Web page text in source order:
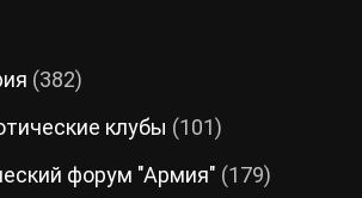
(382)
клубы (101)
форум "Армия" (179)